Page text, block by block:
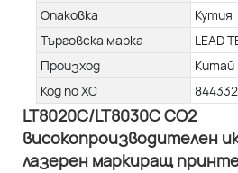
Опаковка
Кутия
Търговска марка
LEAD
Произход
Китай
Код по ХС
LT8020C/LT8030C CO2
високопроизводителен
лазерен маркиращ